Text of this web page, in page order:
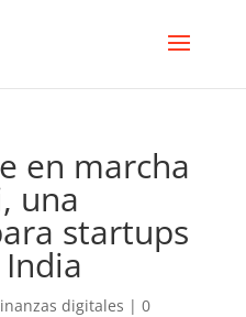
en marcha
una
startups
digitales | 0